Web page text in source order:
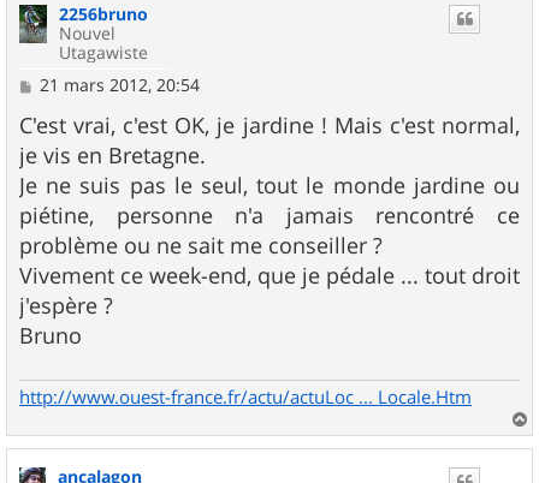
2256bruno
Nouvel
Utagawiste
M
s
s
a
g
e
21 mars 2012, 20:54
C'est vrai, c'est OK, je jardine ! Mais c'est normal,
je vis en Bretagne.
Je ne suis pas le seul, tout le monde jardine ou
piétine, personne n'a jamais rencontré ce
problème ou ne sait me conseiller ?
Vivement ce week-end, que je pédale ... tout droit
j'espère ?
Bruno
http://www.ouest-france.fr/actu/actuLoc ... Locale.Htm
a
ancalagon